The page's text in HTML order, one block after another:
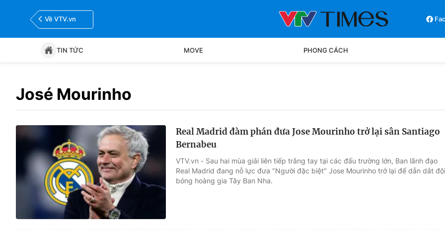
Về VTV.vn
TIN TỨC MOVE PHONG CÁCH
José Mourinho
Real Madrid đàm phán đưa Jose Mourinho trở lại sân Santiago
Bernabeu
VTV.vn - Sau hai mùa giải liên tiếp trắng tay tại các đấu trường lớn, Ban lãnh đạo
Real Madrid đang nỗ lực đưa "Người đặc biệt" Jose Mourinho trở lại để dẫn dắt đội
bóng hoàng gia Tây Ban Nha.